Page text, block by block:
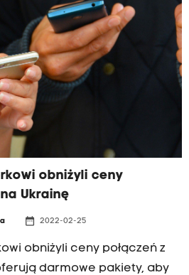
obniżyli ceny
Ukrainę
date_range 2022-02-25
obniżyli ceny połączeń z
darmowe pakiety, aby